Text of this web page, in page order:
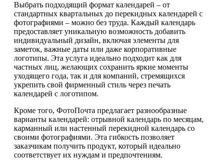
Выбрать подходящий формат календарей – от
стандартных квартальных до перекидных календарей с
фотографиями – можно без труда. Каждый календарь
предоставляет уникальную возможность добавить
индивидуальный дизайн, включая элементы для
заметок, важные даты или даже корпоративные
логотипы. Эта услуга идеально подходит как для
частных лиц, желающих сохранить яркие моменты
уходящего года, так и для компаний, стремящихся
укрепить свой фирменный стиль через печать
календарей с логотипом.
Кроме того, ФотоПочта предлагает разнообразные
варианты календарей: отрывной календарь по месяцам,
карманный или настенный перекидной календарь со
своими фотографиями. Эта гибкость позволяет
заказчикам получить продукт, который идеально
соответствует их нуждам и предпочтениям.